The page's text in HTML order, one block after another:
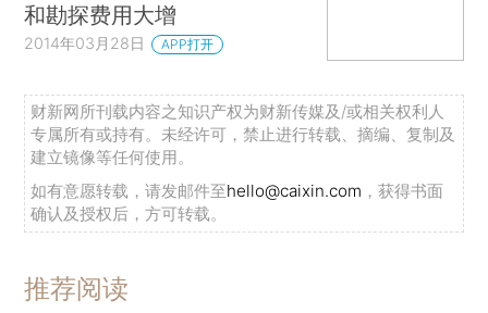
和勘探费用大增
2014年03月28日 APP打开
财新网所刊载内容之知识产权为财新传媒及/或相关权利人
专属所有或持有。未经许可，禁止进行转载、摘编、复制及
建立镜像等任何使用。
如有意愿转载，请发邮件至hello@caixin.com ，获得书面
确认及授权后，方可转载。
推荐阅读